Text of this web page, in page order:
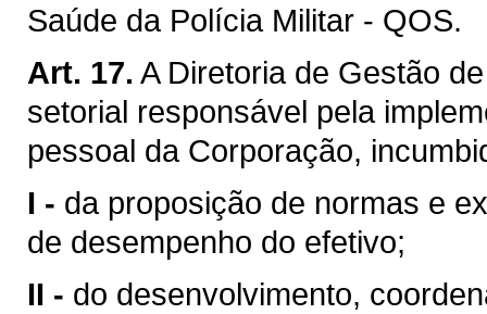
Saúde da Polícia Militar - QOS.
Art. 17. A Diretoria de Gestão
setorial responsável pela
pessoal da Corporação,
I - da proposição de normas e
de desempenho do efetivo;
II - do desenvolvimento,